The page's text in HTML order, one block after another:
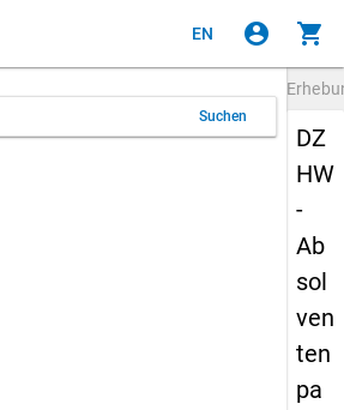
EN account_circle shopping_cart
Suchen
DZ
HW
-
Ab
sol
ven
ten
pa